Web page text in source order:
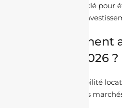
C’est un indicateur clé pour
performance d’un
Quel rendement
Algérie en 2026 ?
En Algérie, la rentabilité
comparée à d’autres